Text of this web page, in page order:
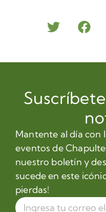
Mantente al día con
eventos de
nuestro boletín y
sucede en este
pierdas!